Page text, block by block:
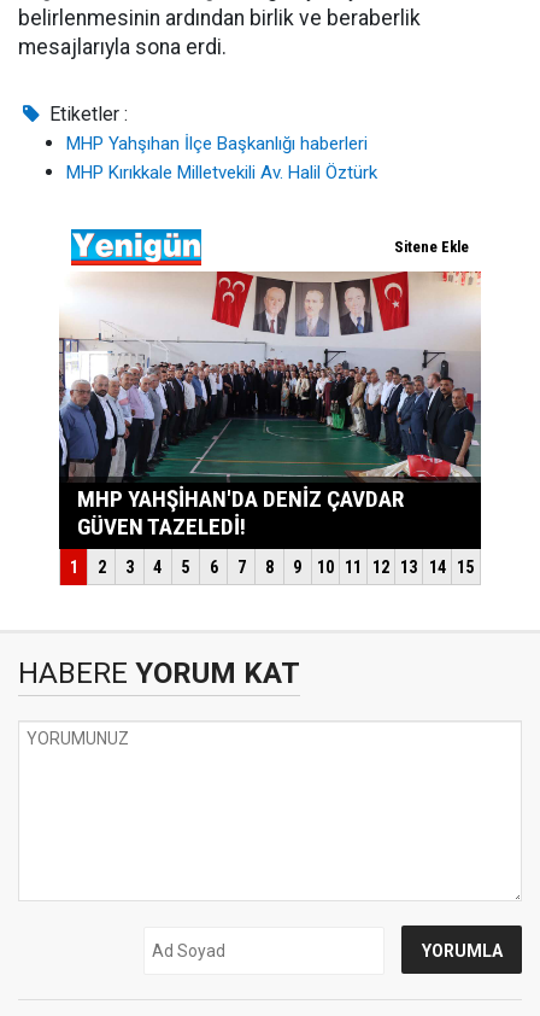
belirlenmesinin ardından birlik ve beraberlik
mesajlarıyla sona erdi.
Etiketler :
MHP Yahşıhan İlçe Başkanlığı haberleri
MHP Kırıkkale Milletvekili Av. Halil Öztürk
HABERE YORUM KAT